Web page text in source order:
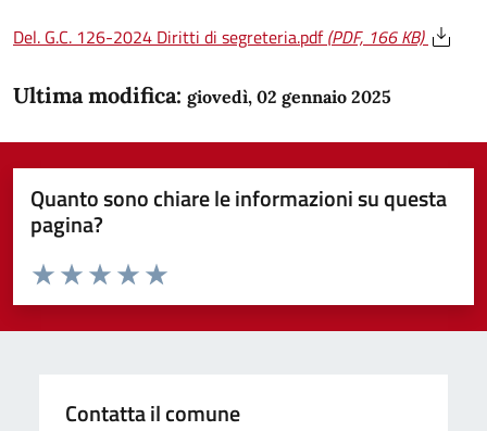
Del. G.C. 126-2024 Diritti di segreteria.pdf(PDF, 166 KB)
Ultima modifica: giovedì, 02 gennaio 2025
Quanto sono chiare le informazioni su questa
pagina?
Domanda
Valuta da 1 a 5 stelle la pagina
Valuta 5 stelle su 5
Valuta 4 stelle su 5
Valuta 3 stelle su 5
Valuta 2 stelle su 5
Valuta 1 stelle su 5
Contatta il comune